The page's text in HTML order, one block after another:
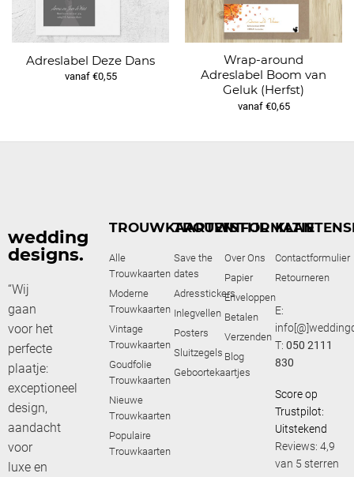
Adreslabel Deze Dans
vanaf €0,55
Wrap-around
Adreslabel Boom van
Geluk (Herfst)
vanaf €0,65
wedding
designs.
“Wij
gaan
voor het
perfecte
plaatje:
exceptioneel
design,
aandacht
voor
luxe en
TROUWKAARTEN
Alle
Trouwkaarten
Moderne
Trouwkaarten
Vintage
Trouwkaarten
Goudfolie
Trouwkaarten
Nieuwe
Trouwkaarten
Populaire
Trouwkaarten
TROUWSTIJL
Save the
dates
Adresstickers
Inlegvellen
Posters
Sluitzegels
Geboortekaartjes
INFORMATIE
Over Ons
Papier
Enveloppen
Betalen
Verzenden
Blog
Contactformulier
Retourneren
E:
T:050 2111
830
Score op
Trustpilot:
Uitstekend
Reviews: 4,9
van 5 sterren